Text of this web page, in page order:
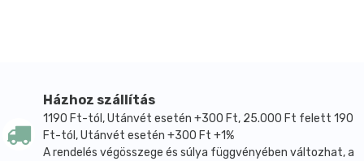
Házhoz szállítás
1190 Ft-tól, Utánvét esetén +300 Ft, 25.000 Ft felett 190
Ft-tól, Utánvét esetén +300 Ft +1%
A rendelés végösszege és súlya függvényében változhat, a